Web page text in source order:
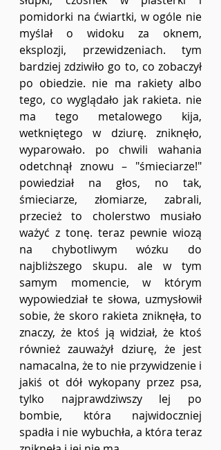
pomidorki na ćwiartki, w ogóle nie
myślał o widoku za oknem,
eksplozji, przewidzeniach. tym
bardziej zdziwiło go to, co zobaczył
po obiedzie. nie ma rakiety albo
tego, co wyglądało jak rakieta. nie
ma tego metalowego kija,
wetkniętego w dziurę. zniknęło,
wyparowało. po chwili wahania
odetchnął znowu – "śmieciarze!"
powiedział na głos, no tak,
śmieciarze, złomiarze, zabrali,
przecież to cholerstwo musiało
ważyć z tonę. teraz pewnie wiozą
na chybotliwym wózku do
najbliższego skupu. ale w tym
samym momencie, w którym
wypowiedział te słowa, uzmysłowił
sobie, że skoro rakieta zniknęła, to
znaczy, że ktoś ją widział, że ktoś
również zauważył dziurę, że jest
namacalna, że to nie przywidzenie i
jakiś ot dół wykopany przez psa,
tylko najprawdziwszy lej po
bombie, która najwidoczniej
spadła i nie wybuchła, a która teraz